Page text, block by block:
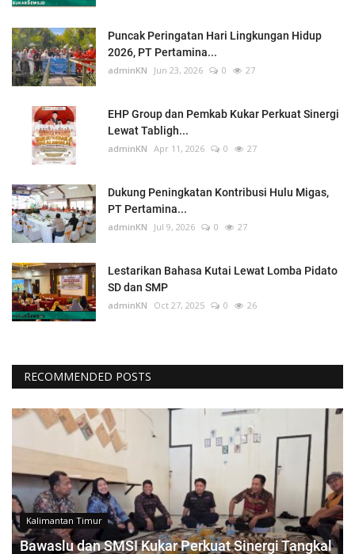
Puncak Peringatan Hari Lingkungan Hidup
2026, PT Pertamina...
adminKN Jun 23, 2026 0 27
EHP Group dan Pemkab Kukar Perkuat Sinergi
Lewat Tabligh...
adminKN Apr 11, 2026 0 27
Dukung Peningkatan Kontribusi Hulu Migas,
PT Pertamina...
adminKN Jul 9, 2026 0 27
Lestarikan Bahasa Kutai Lewat Lomba Pidato
SD dan SMP
adminKN Oct 27, 2025 0 26
RECOMMENDED POSTS
Kalimantan Timur
Bawaslu dan SMSI Kukar Perkuat Sinergi Tangkal